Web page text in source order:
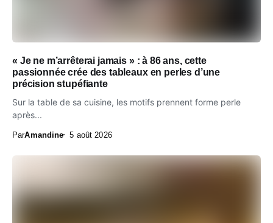
« Je ne m’arrêterai jamais » : à 86 ans, cette
passionnée crée des tableaux en perles d’une
précision stupéfiante
Sur la table de sa cuisine, les motifs prennent forme perle
après...
ParAmandine 5 août 2026